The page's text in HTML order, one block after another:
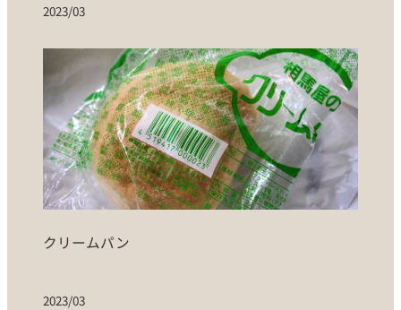
2023/03
クリームパン
2023/03